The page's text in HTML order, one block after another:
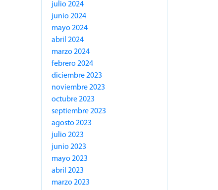
julio 2024
junio 2024
mayo 2024
abril 2024
marzo 2024
febrero 2024
diciembre 2023
noviembre 2023
octubre 2023
septiembre 2023
agosto 2023
julio 2023
junio 2023
mayo 2023
abril 2023
marzo 2023